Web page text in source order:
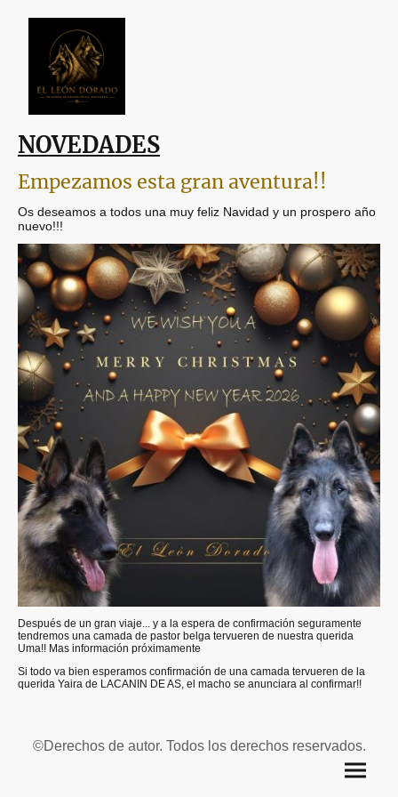
NOVEDADES
Empezamos esta gran aventura!!
Os deseamos a todos una muy feliz Navidad y un prospero año
nuevo!!!
Después de un gran viaje... y a la espera de confirmación seguramente
tendremos una camada de pastor belga tervueren de nuestra querida
Uma!! Mas información próximamente
Si todo va bien esperamos confirmación de una camada tervueren de la
querida Yaira de LACANIN DE AS, el macho se anunciara al confirmar!!
©Derechos de autor. Todos los derechos reservados.